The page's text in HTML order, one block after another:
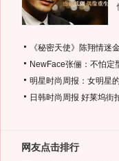
《秘密天使》陈翔情迷
NewFace张俪：不怕定
明星时尚周报：女明星
日韩时尚周报 好莱坞街
网友点击排行